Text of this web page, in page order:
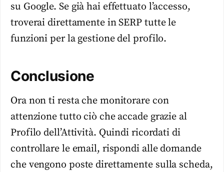
su Google. Se già hai effettuato l’accesso,
troverai direttamente in SERP tutte le
funzioni per la gestione del profilo.
Conclusione
Ora non ti resta che monitorare con
attenzione tutto ciò che accade grazie al
Profilo dell’Attività. Quindi ricordati di
controllare le email, rispondi alle domande
che vengono poste direttamente sulla scheda,